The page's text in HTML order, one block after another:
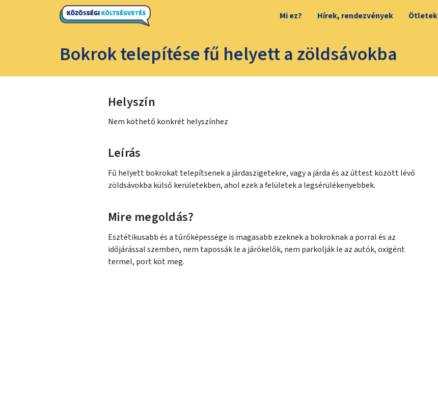
Mi ez? Hírek, rendezvények Ötletek
Bokrok telepítése fű helyett a zöldsávokba
Helyszín
Nem köthető konkrét helyszínhez
Leírás
Fű helyett bokrokat telepítsenek a járdaszigetekre, vagy a járda és az úttest között lévő
zöldsávokba külső kerületekben, ahol ezek a felületek a legsérülékenyebbek.
Mire megoldás?
Esztétikusabb és a tűrőképessége is magasabb ezeknek a bokroknak a porral és az
időjárással szemben, nem tapossák le a járókelők, nem parkolják le az autók, oxigént
termel, port köt meg.